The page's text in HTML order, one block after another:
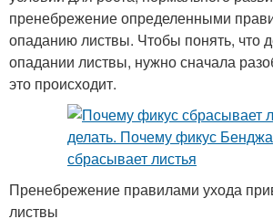
пренебрежение определенными
опаданию листвы. Чтобы понять, что
опадании листвы, нужно сначала
это происходит.
Пренебрежение правилами ухода
листвы